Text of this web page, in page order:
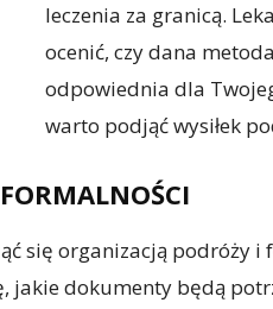
leczenia za granicą.
ocenić, czy dana
odpowiednia dla
warto podjąć wysiłek
się organizacją podróży i
jakie dokumenty będą